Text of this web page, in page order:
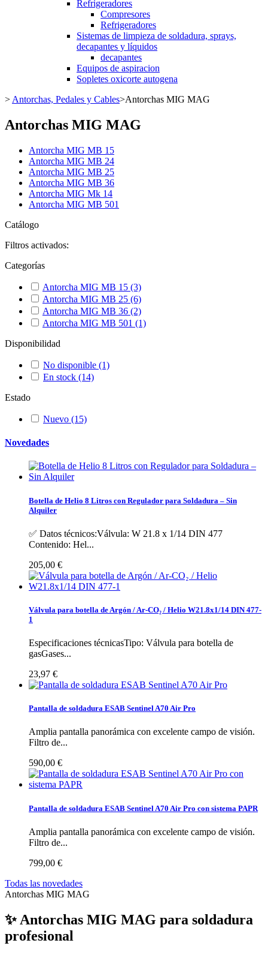
Refrigeradores
Compresores
Refrigeradores
Sistemas de limpieza de soldadura, sprays,
decapantes y líquidos
decapantes
Equipos de aspiracion
Sopletes oxicorte autogena
> Antorchas, Pedales y Cables>Antorchas MIG MAG
Antorchas MIG MAG
Antorcha MIG MB 15
Antorcha MIG MB 24
Antorcha MIG MB 25
Antorcha MIG MB 36
Antorcha MIG Mk 14
Antorcha MIG MB 501
Catálogo
Filtros activados:
Categorías
Antorcha MIG MB 15 (3)
Antorcha MIG MB 25 (6)
Antorcha MIG MB 36 (2)
Antorcha MIG MB 501 (1)
Disponibilidad
No disponible (1)
En stock (14)
Estado
Nuevo (15)
Novedades
Botella de Helio 8 Litros con Regulador para Soldadura – Sin
Alquiler
✅ Datos técnicos:Válvula: W 21.8 x 1/14 DIN 477
Contenido: Hel...
205,00 €
Válvula para botella de Argón / Ar-CO₂ / Helio W21.8x1/14 DIN 477-
1
Especificaciones técnicasTipo: Válvula para botella de
gasGases...
23,97 €
Pantalla de soldadura ESAB Sentinel A70 Air Pro
Amplia pantalla panorámica con excelente campo de visión.
Filtro de...
590,00 €
Pantalla de soldadura ESAB Sentinel A70 Air Pro con sistema PAPR
Amplia pantalla panorámica con excelente campo de visión.
Filtro de...
799,00 €
Todas las novedades
Antorchas MIG MAG
✨ Antorchas MIG MAG para soldadura
profesional